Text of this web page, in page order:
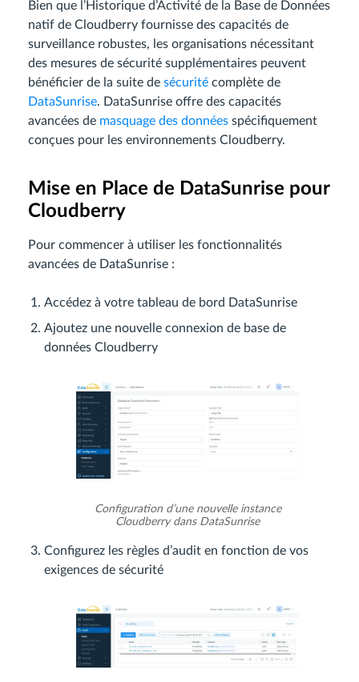
Bien que l’Historique d’Activité de la Base de Données
natif de Cloudberry fournisse des capacités de
surveillance robustes, les organisations nécessitant
des mesures de sécurité supplémentaires peuvent
bénéficier de la suite de sécurité complète de
DataSunrise. DataSunrise offre des capacités
avancées de masquage des données spécifiquement
conçues pour les environnements Cloudberry.
Mise en Place de DataSunrise pour
Cloudberry
Pour commencer à utiliser les fonctionnalités
avancées de DataSunrise :
Accédez à votre tableau de bord DataSunrise
Ajoutez une nouvelle connexion de base de
données Cloudberry
Configuration d’une nouvelle instance
Cloudberry dans DataSunrise
Configurez les règles d’audit en fonction de vos
exigences de sécurité